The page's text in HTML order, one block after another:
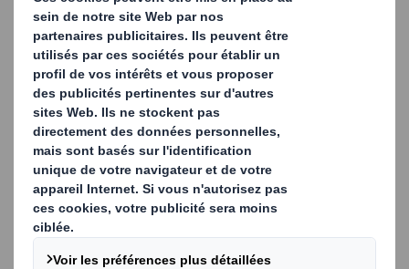
Meilleur impact environnemental